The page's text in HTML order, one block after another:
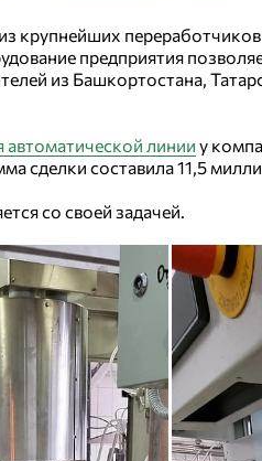
предприятия
из Башкортостана,
автоматической линии у
сделки составила 11,5
со своей задачей.